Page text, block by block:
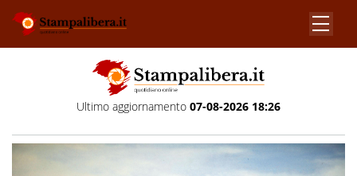
Ultimo aggiornamento 07-08-2026 18:26